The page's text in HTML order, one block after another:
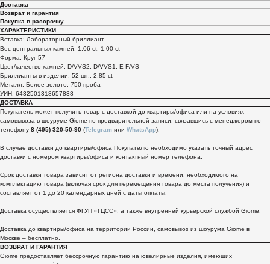
Доставка
Возврат и гарантия
Покупка в рассрочку
ХАРАКТЕРИСТИКИ
Вставка: Лабораторный бриллиант
Вес центральных камней: 1,06 ct, 1,00 ct
Форма: Круг 57
Цвет/качество камней: D/VVS2; D/VVS1; E-F/VS
Бриллианты в изделии: 52 шт., 2,85 ct
Металл: Белое золото, 750 проба
УИН: 6432501318657838
ДОСТАВКА
Покупатель может получить товар с доставкой до квартиры/офиса или на условиях
самовывоза в шоуруме Giome по предварительной записи, связавшись с менеджером по
телефону 8 (495) 320-50-90 (Telegram или WhatsApp).
В случае доставки до квартиры/офиса Покупателю необходимо указать точный адрес
доставки с номером квартиры/офиса и контактный номер телефона.
Срок доставки товара зависит от региона доставки и времени, необходимого на
комплектацию товара (включая срок для перемещения товара до места получения) и
составляет от 1 до 20 календарных дней с даты оплаты.
Доставка осуществляется ФГУП «ГЦСС», а также внутренней курьерской службой Giome.
Доставка до квартиры/офиса на территории России, самовывоз из шоурума Giome в
Москве – бесплатно.
ВОЗВРАТ И ГАРАНТИЯ
Giome предоставляет бессрочную гарантию на ювелирные изделия, имеющих